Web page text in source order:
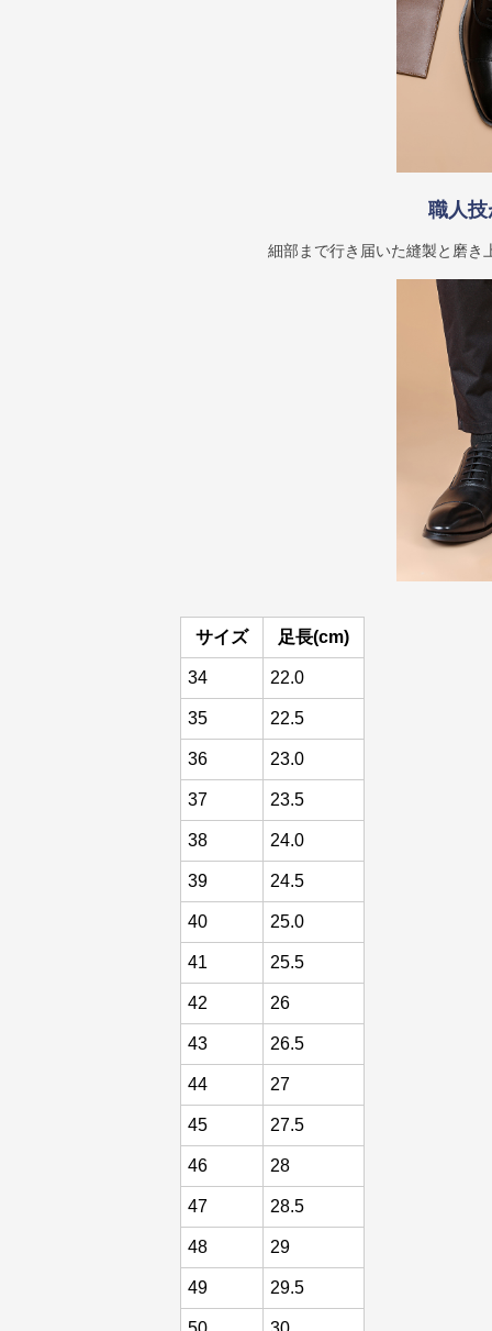
職人
細部まで行き届いた縫製と磨き
サイズ 足長(cm)
34 22.0
35 22.5
36 23.0
37 23.5
38 24.0
39 24.5
40 25.0
41 25.5
42 26
43 26.5
44 27
45 27.5
46 28
47 28.5
48 29
49 29.5